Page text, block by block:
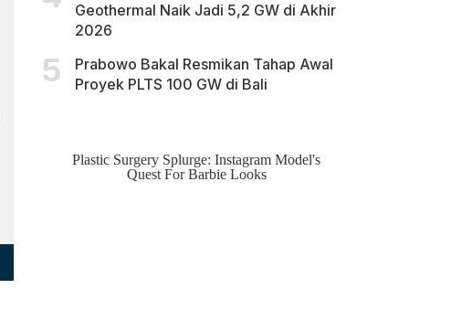
Geothermal Naik Jadi 5,2 GW di Akhir
2026
Prabowo Bakal Resmikan Tahap Awal
Proyek PLTS 100 GW di Bali